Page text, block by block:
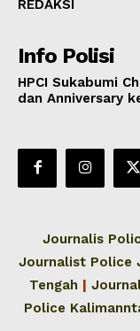
REDAKSI
Info Polisi
HPCI Sukabumi
dan Anniversary
Journalis
Journalist Police
Tengah |
Police